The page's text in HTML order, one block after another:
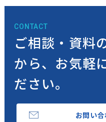
CONTACT
ご相談・資料
から、 お気軽
ださい。
お問い